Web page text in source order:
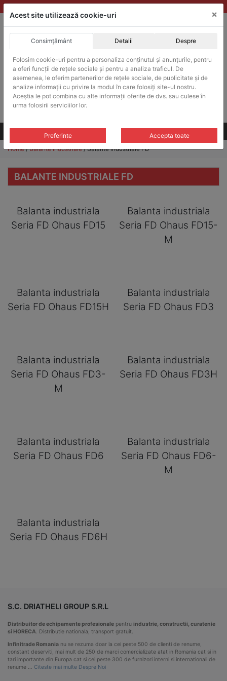
Skip
to
ACHIZITII PUBLICE
Produsele pot fi achizitionate si in sistemul SEAP / SICAP
Products
search
CAUTARE
Toate produsele
Home/Balante industriale/ Balante industriale FD
BALANTE INDUSTRIALE FD
Balanta industriala
Seria FD Ohaus FD15
Balanta industriala
Seria FD Ohaus FD15-
M
Balanta industriala
Seria FD Ohaus FD15H
Balanta industriala
Seria FD Ohaus FD3
Balanta industriala
Seria FD Ohaus FD3-
M
Balanta industriala
Seria FD Ohaus FD3H
Balanta industriala
Seria FD Ohaus FD6
Balanta industriala
Seria FD Ohaus FD6-
M
Balanta industriala
Seria FD Ohaus FD6H
S.C. DRIATHELI GROUP S.R.L
Distribuitor de echipamente profesionale pentru industrie, constructii, curatenie
si HORECA. Distributie nationala, transport gratuit.
Infinitrade Romania nu se rezuma doar la cei peste 500 de clienti de renume,
constant deserviti, mai mult de 250 de marci comercializate atat in Romania cat si in
tari importante din Europa cat si cei peste 300 de furnizori interni si internationali de
renume … Citeste mai multe Despre Noi
Acest site utilizează cookie-uri ×
Consimțământ Detalii Despre
Folosim cookie-uri pentru a personaliza conținutul și anunțurile, pentru
a oferi funcții de rețele sociale și pentru a analiza traficul. De
asemenea, le oferim partenerilor de rețele sociale, de publicitate și de
analize informații cu privire la modul în care folosiți site-ul nostru.
Aceștia le pot combina cu alte informații oferite de dvs. sau culese în
urma folosirii serviciilor lor.
Preferinte Accepta toate